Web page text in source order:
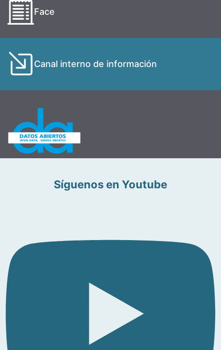
Face
Canal interno de información
Síguenos en Youtube